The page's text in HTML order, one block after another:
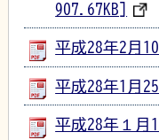
907.67KB]
平成28年2月
平成28年1月
平成28年１月